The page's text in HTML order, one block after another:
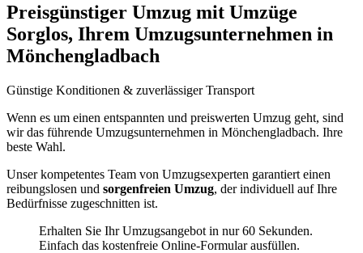
Preisgünstiger Umzug mit Umzüge
Sorglos, Ihrem Umzugsunternehmen in
Mönchengladbach
Günstige Konditionen & zuverlässiger Transport
Wenn es um einen entspannten und preiswerten Umzug geht, sind
wir das führende Umzugsunternehmen in Mönchengladbach. Ihre
beste Wahl.
Unser kompetentes Team von Umzugsexperten garantiert einen
reibungslosen und sorgenfreien Umzug, der individuell auf Ihre
Bedürfnisse zugeschnitten ist.
Erhalten Sie Ihr Umzugsangebot in nur 60 Sekunden.
Einfach das kostenfreie Online-Formular ausfüllen.